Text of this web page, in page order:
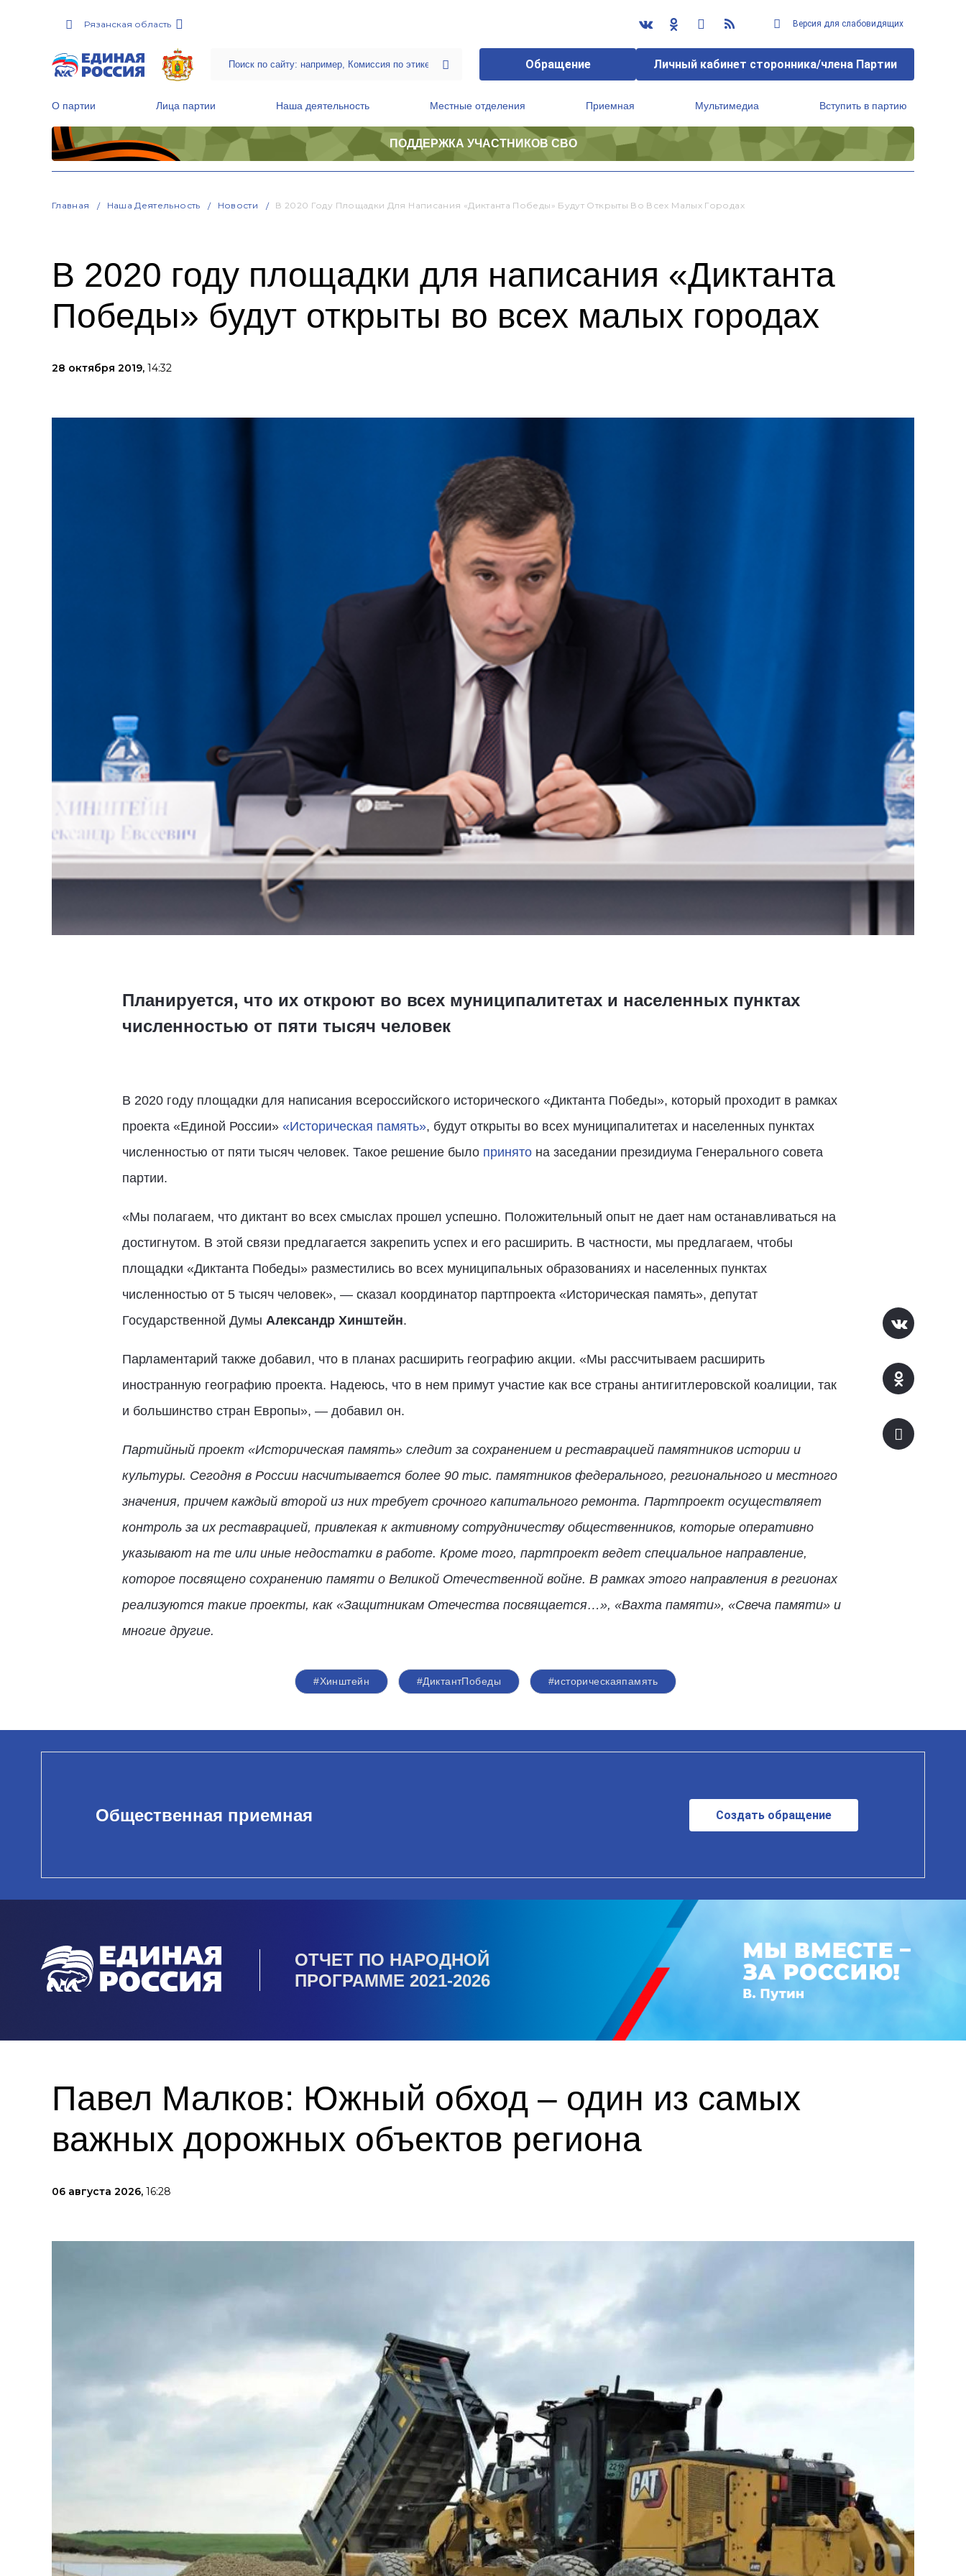
Рязанская область Версия для слабовидящих
Обращение Личный кабинет сторонника/члена Партии
О партии Лица партии Наша деятельность Местные отделения Приемная Мультимедиа Вступить в партию
ПОДДЕРЖКА УЧАСТНИКОВ СВО
Главная Наша Деятельность Новости В 2020 Году Площадки Для Написания «Диктанта Победы» Будут Открыты Во Всех Малых Городах
В 2020 году площадки для написания «Диктанта
Победы» будут открыты во всех малых городах
28 октября 2019, 14:32
Планируется, что их откроют во всех муниципалитетах и населенных пунктах
численностью от пяти тысяч человек
В 2020 году площадки для написания всероссийского исторического «Диктанта Победы», который проходит в рамках
проекта «Единой России» «Историческая память», будут открыты во всех муниципалитетах и населенных пунктах
численностью от пяти тысяч человек. Такое решение было принятона заседании президиума Генерального совета
партии.
«Мы полагаем, что диктант во всех смыслах прошел успешно. Положительный опыт не дает нам останавливаться на
достигнутом. В этой связи предлагается закрепить успех и его расширить. В частности, мы предлагаем, чтобы
площадки «Диктанта Победы» разместились во всех муниципальных образованиях и населенных пунктах
численностью от 5 тысяч человек», — сказал координатор партпроекта «Историческая память», депутат
Государственной Думы Александр Хинштейн.
Парламентарий также добавил, что в планах расширить географию акции. «Мы рассчитываем расширить
иностранную географию проекта. Надеюсь, что в нем примут участие как все страны антигитлеровской коалиции, так
и большинство стран Европы», — добавил он.
Партийный проект «Историческая память» следит за сохранением и реставрацией памятников истории и
культуры. Сегодня в России насчитывается более 90 тыс. памятников федерального, регионального и местного
значения, причем каждый второй из них требует срочного капитального ремонта. Партпроект осуществляет
контроль за их реставрацией, привлекая к активному сотрудничеству общественников, которые оперативно
указывают на те или иные недостатки в работе. Кроме того, партпроект ведет специальное направление,
которое посвящено сохранению памяти о Великой Отечественной войне. В рамках этого направления в регионах
реализуются такие проекты, как «Защитникам Отечества посвящается…», «Вахта памяти», «Свеча памяти» и
многие другие.
#Хинштейн #ДиктантПобеды #историческаяпамять
Общественная приемная Создать обращение
ОТЧЕТ ПО НАРОДНОЙ
ПРОГРАММЕ 2021-2026
Павел Малков: Южный обход – один из самых
важных дорожных объектов региона
06 августа 2026, 16:28